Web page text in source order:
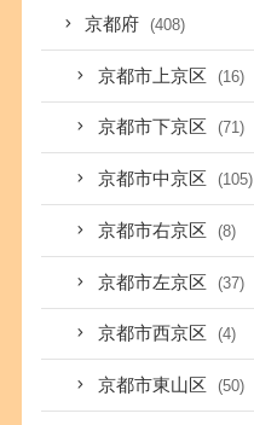
京都府 (408)
京都市上京区 (16)
京都市下京区 (71)
京都市中京区 (105)
京都市右京区 (8)
京都市左京区 (37)
京都市西京区 (4)
京都市東山区 (50)